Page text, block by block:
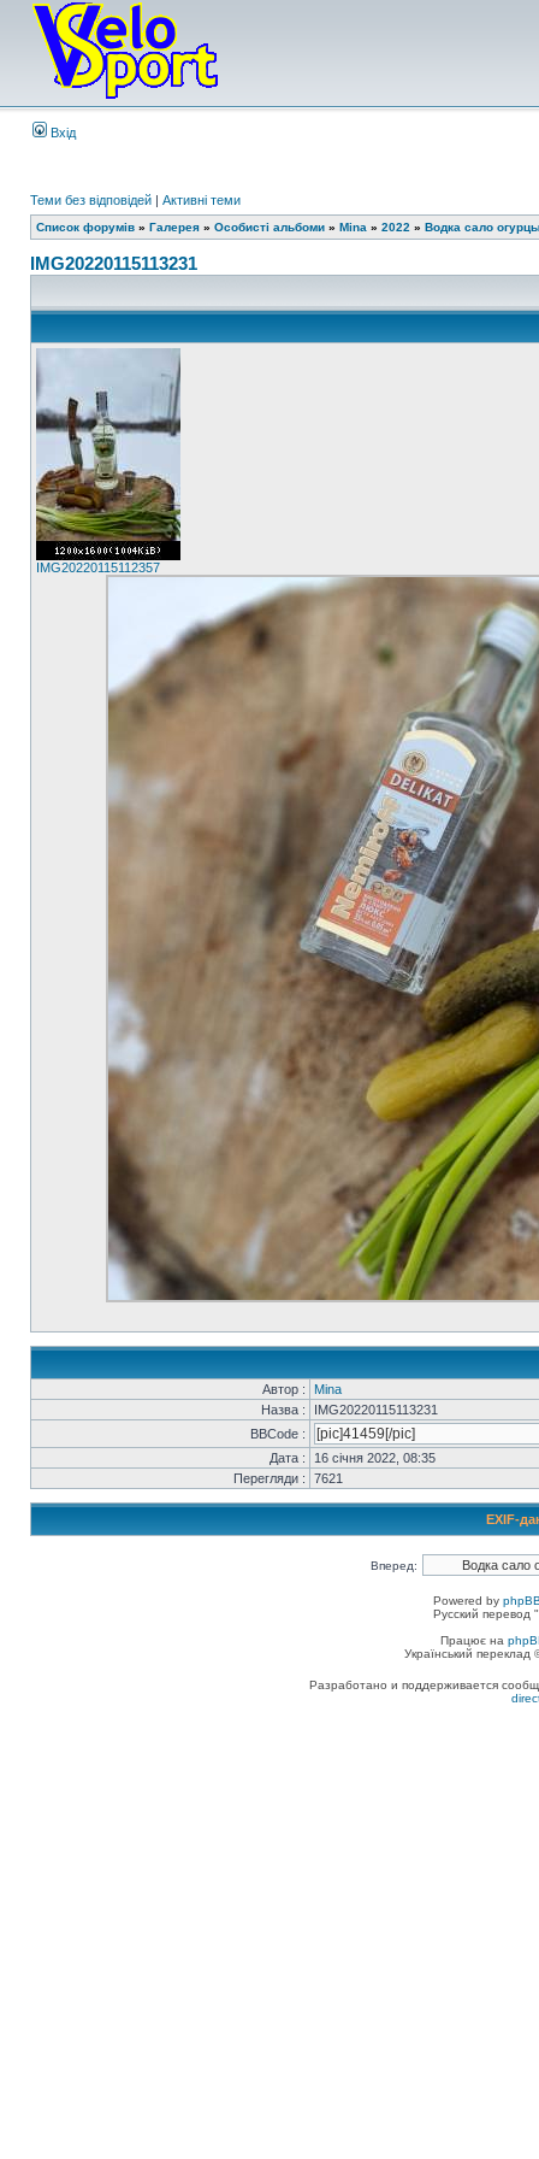
Вхід
Теми без відповідей | Активні теми
Список форумів » Галерея » Особисті альбоми » Mina » 2022 » Водка сало
IMG20220115113231
IMG20220115112357
Автор :
Mina
Назва :
IMG20220115113231
BBCode :
Дата :
16 січня 2022, 08:35
Перегляди :
7621
EXIF-
Вперед:
Powered by
Русский перевод
Працює на
Український
Разработано и поддерживается